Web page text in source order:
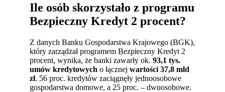
Ile osób skorzystało z programu
Bezpieczny Kredyt 2 procent?
Z danych Banku Gospodarstwa Krajowego (BGK),
który zarządzał programem Bezpieczny Kredyt 2
procent, wynika, że banki zawarły ok.93,1 tys.
umów kredytowych o łącznejwartości 37,8 mld
zł. 56 proc. kredytów zaciągnęły jednoosobowe
gospodarstwa domowe, a 25 proc. – dwuosobowe.